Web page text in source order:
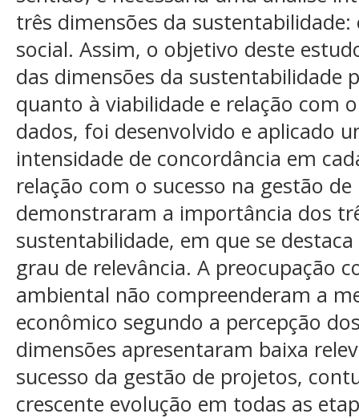
três dimensões da
social. Assim, o objetivo deste
das dimensões da sustentabilidade
quanto à viabilidade e relação com
dados, foi desenvolvido e aplicado
intensidade de concordância em
relação com o sucesso na gestão
demonstraram a importância dos
sustentabilidade, em que se
grau de relevância. A preocupação
ambiental não compreenderam a
econômico segundo a percepção
dimensões apresentaram baixa
sucesso da gestão de projetos,
crescente evolução em todas as